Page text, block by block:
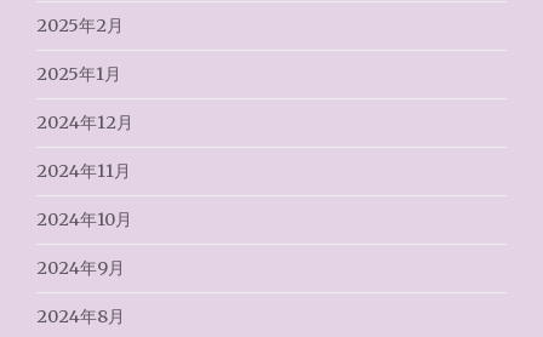
2025年2月
2025年1月
2024年12月
2024年11月
2024年10月
2024年9月
2024年8月